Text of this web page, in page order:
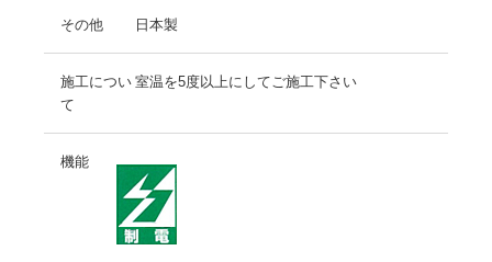
その他 日本製
施工につい
て
室温を5度以上にしてご施工下さい
機能